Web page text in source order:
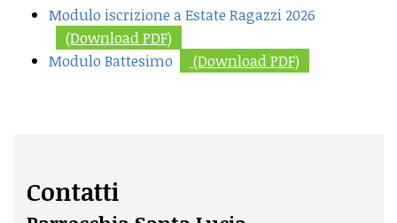
Modulo iscrizione a Estate Ragazzi 2026
Modulo Battesimo
Contatti